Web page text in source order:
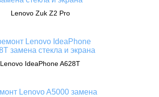
Lenovo Zuk Z2 Pro
Lenovo IdeaPhone A628T